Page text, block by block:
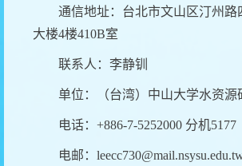
通信地址：台北市文山区汀州路
大楼4楼410B室
联系人： 李静钏
单位：（台湾）中山大学水资源
电话： +886-7-5252000 分机5177
电邮：